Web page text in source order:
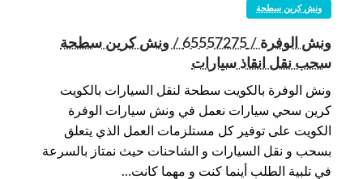
ونش كرين سطحة
ونش الوفرة / 65557275 / ونش كرين سطحة
سحب نقل انقاذ سيارات
ونش الوفرة بالكويت سطحة لنقل السيارات بالكويت
كرين سحي سيارات نعمل في ونش سيارات الوفرة
الكويت على توفير كل مستلزمات العمل الذي يتعلق
بسحب و نقل السيارات و الشاحنات حيث نمتاز بالسرعة
في تلبية الطلب أينما كنت و مهما كانت…